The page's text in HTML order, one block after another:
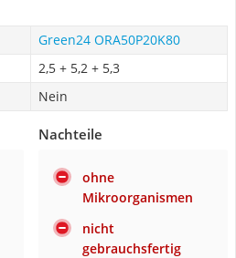
Green24 ORA50P20K80
2,5 + 5,2 + 5,3
Nein
Nachteile
ohne
Mikroorganismen
nicht
gebrauchsfertig